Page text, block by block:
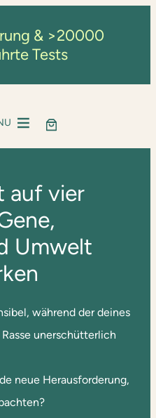
& >20000
Tests
auf vier
Umwelt
während der deines
unerschütterlich
neue Herausforderung,